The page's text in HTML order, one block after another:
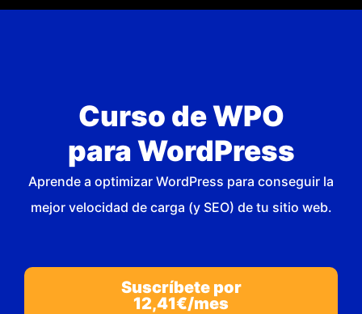
Curso de WPO
para WordPress
Aprende a optimizar WordPress para conseguir la
mejor velocidad de carga (y SEO) de tu sitio web.
Suscríbete por
12,41€/mes